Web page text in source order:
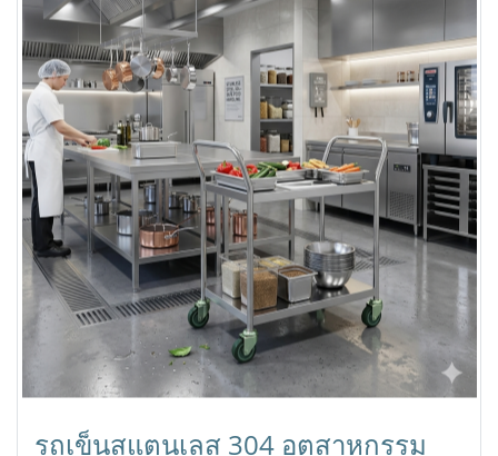
รถเข็นสแตนเลส 304 อุตสาหกรรม